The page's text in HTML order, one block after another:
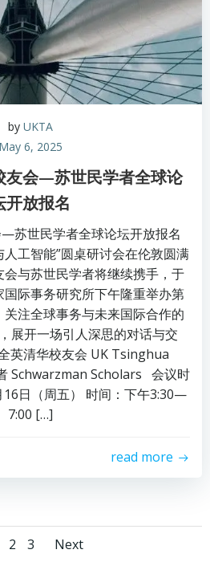
by UKTA
May 6, 2025
友会—苏世民学者全球论
开放报名
苏世民学者全球论坛开放报名
工智能”圆桌研讨会在伦敦圆满
与苏世民学者将继续携手，于
际事务研究所下午隆重举办第
注全球事务与未来国际合作的
展开一场引人深思的对话与交
英清华校友会 UK Tsinghua
Schwarzman Scholars 会议时
16日（周五） 时间：下午3:30—
7:00 […]
read more
Page
2 Page
3
Posts
Next